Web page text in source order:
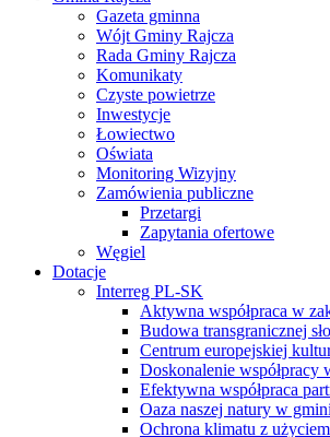
Gazeta gminna
Wójt Gminy Rajcza
Rada Gminy Rajcza
Komunikaty
Czyste powietrze
Inwestycje
Łowiectwo
Oświata
Monitoring Wizyjny
Zamówienia publiczne
Przetargi
Zapytania ofertowe
Węgiel
Dotacje
Interreg PL-SK
Aktywna współpraca w
Budowa transgranicznej
Centrum europejskiej
Doskonalenie współpracy
Efektywna współpraca
Oaza naszej natury w
Ochrona klimatu z